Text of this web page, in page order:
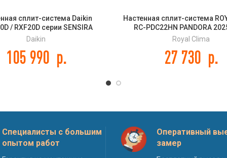
сплит-система Daikin
/ RXF20D серии SENSIRA
Daikin
105 990 р.
Настенная сплит-система
RC-PDC22HN PANDORA
Royal Clima
27 730 р.
Специалисты с большим
опытом работ
Оперативный
замер